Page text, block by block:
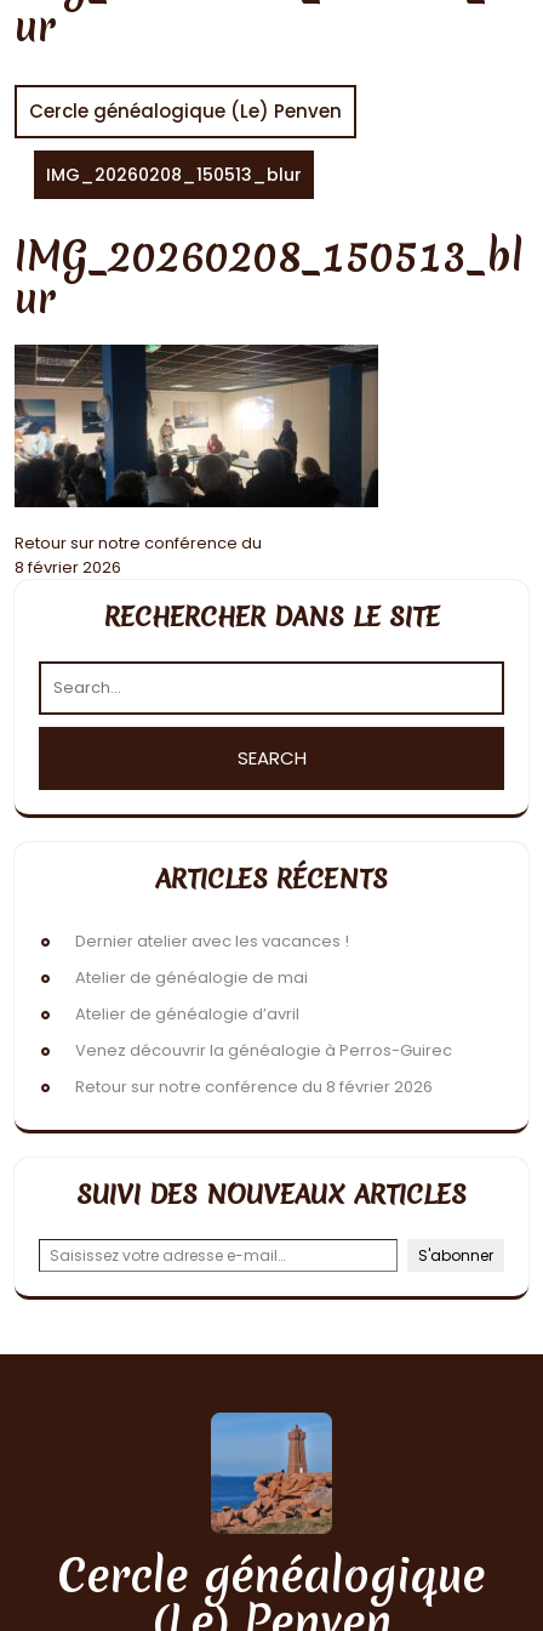
ur
Cercle généalogique (Le) Penven
IMG_20260208_150513_blur
IMG_20260208_150513_bl
ur
Navigation
de
l’article
Retour sur notre conférence du
8 février 2026
RECHERCHER DANS LE SITE
ARTICLES RÉCENTS
Dernier atelier avec les vacances !
Atelier de généalogie de mai
Atelier de généalogie d’avril
Venez découvrir la généalogie à Perros-Guirec
Retour sur notre conférence du 8 février 2026
SUIVI DES NOUVEAUX ARTICLES
Saisissez votre adresse e-mail…
S'abonner
Cercle généalogique